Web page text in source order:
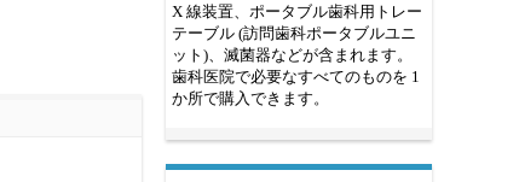
X 線装置、ポータブル歯科用トレー
テーブル (訪問歯科ポータブルユニ
ット)、滅菌器などが含まれます。
歯科医院で必要なすべてのものを 1
か所で購入できます。